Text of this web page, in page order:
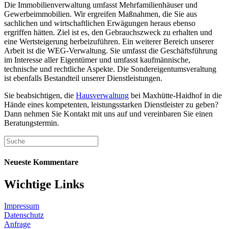
Die Immobilienverwaltung umfasst Mehrfamilienhäuser und
Gewerbeimmobilien. Wir ergreifen Maßnahmen, die Sie aus
sachlichen und wirtschaftlichen Erwägungen heraus ebenso
ergriffen hätten. Ziel ist es, den Gebrauchszweck zu erhalten und
eine Wertsteigerung herbeizuführen. Ein weiterer Bereich unserer
Arbeit ist die WEG-Verwaltung. Sie umfasst die Geschäftsführung
im Interesse aller Eigentümer und umfasst kaufmännische,
technische und rechtliche Aspekte. Die Sondereigentumsveraltung
ist ebenfalls Bestandteil unserer Dienstleistungen.
Sie beabsichtigen, die Hausverwaltung bei Maxhütte-Haidhof in die
Hände eines kompetenten, leistungsstarken Dienstleister zu geben?
Dann nehmen Sie Kontakt mit uns auf und vereinbaren Sie einen
Beratungstermin.
Search
this
website
Neueste Kommentare
Wichtige Links
Impressum
Datenschutz
Anfrage